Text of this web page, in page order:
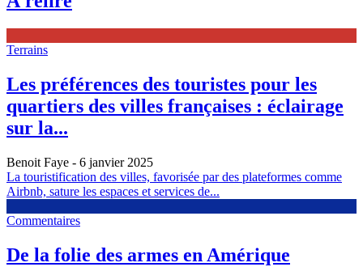
Terrains
Les préférences des touristes pour les
quartiers des villes françaises : éclairage
sur la...
Benoit Faye - 6 janvier 2025
La touristification des villes, favorisée par des plateformes comme
Airbnb, sature les espaces et services de...
Commentaires
De la folie des armes en Amérique